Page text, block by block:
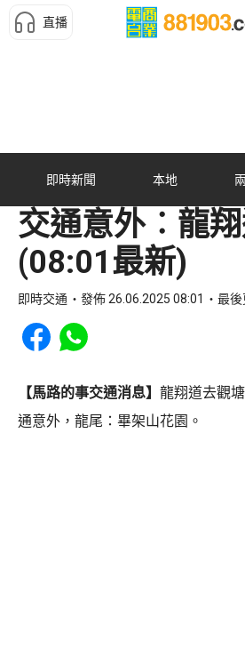
直播
即時新聞 本地
交通意外︰龍
(08:01最新)
即時交通 發佈 26.06.2025 08:01 最後
Share to Facebook
Share to WhatsApp
【馬路的事交通消息】 龍翔道去觀
通意外，龍尾：畢架山花園。